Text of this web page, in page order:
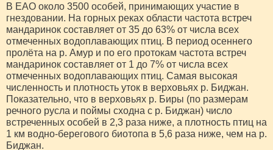
В ЕАО около 3500 особей, принимающих участие в
гнездовании. На горных реках области частота встреч
мандаринок составляет от 35 до 63% от числа всех
отмеченных водоплавающих птиц. В период осеннего
пролёта на р. Амур и по его протокам частота встреч
мандаринок составляет от 1 до 7% от числа всех
отмеченных водоплавающих птиц. Самая высокая
численность и плотность уток в верховьях р. Биджан.
Показательно, что в верховьях р. Биры (по размерам
речного русла и поймы сходна с р. Биджан) число
встреченных особей в 2,3 раза ниже, а плотность птиц на
1 км водно-берегового биотопа в 5,6 раза ниже, чем на р.
Биджан.